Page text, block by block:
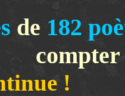
de 182
compter